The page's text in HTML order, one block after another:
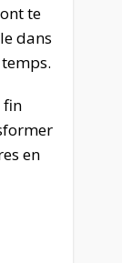
te
dans
fin
en